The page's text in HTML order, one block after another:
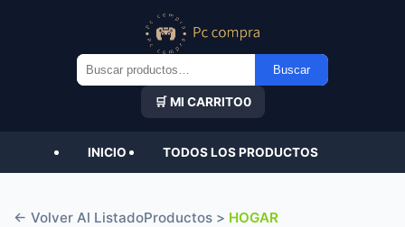
Buscar
por:
Buscar
🛒 MI CARRITO0
INICIO TODOS LOS PRODUCTOS
← Volver Al ListadoProductos > HOGAR